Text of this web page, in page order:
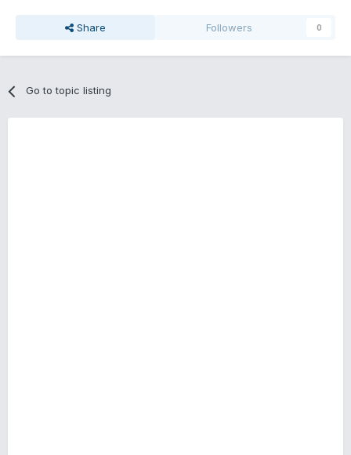
Share Followers 0
Go to topic listing